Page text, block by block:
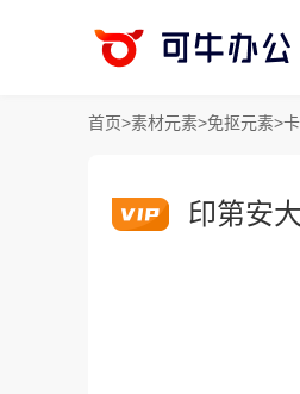
首页>素材元素>免抠元素>
印第安